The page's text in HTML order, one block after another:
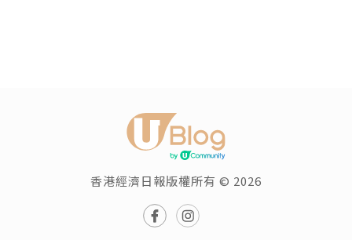
香港經濟日報版權所有 © 2026